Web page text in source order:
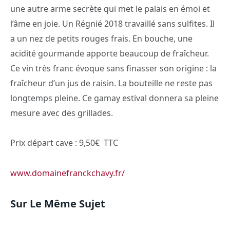
une autre arme secrète qui met le palais en émoi et
l’âme en joie. Un Régnié 2018 travaillé sans sulfites. Il
a un nez de petits rouges frais. En bouche, une
acidité gourmande apporte beaucoup de fraîcheur.
Ce vin très franc évoque sans finasser son origine : la
fraîcheur d’un jus de raisin. La bouteille ne reste pas
longtemps pleine. Ce gamay estival donnera sa pleine
mesure avec des grillades.
Prix départ cave : 9,50€ TTC
www.domainefranckchavy.fr/
Sur Le Même Sujet